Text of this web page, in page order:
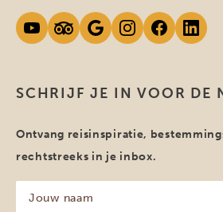
SCHRIJF JE IN VOOR DE
Ontvang reisinspiratie,
rechtstreeks in je inbox.
naam